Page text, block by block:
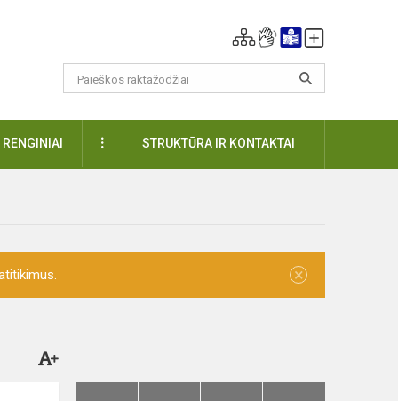
RENGINIAI DAUGIAUSTRUKTŪRA IR KONTAKTAI
×